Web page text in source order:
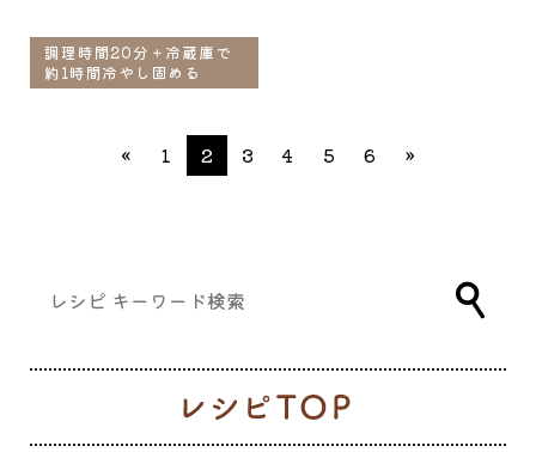
調理時間20分＋冷蔵庫で
約1時間冷やし固める
« 1 2 3 4 5 6 »